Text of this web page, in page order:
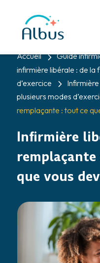
Accueil5Guide
infirmière libérale : de
d’exercice
5
plusieurs modes
remplaçante : tout ce
Infirmière
que vous